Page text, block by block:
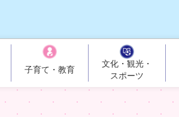
子育て・教育
文化・観光・
スポーツ